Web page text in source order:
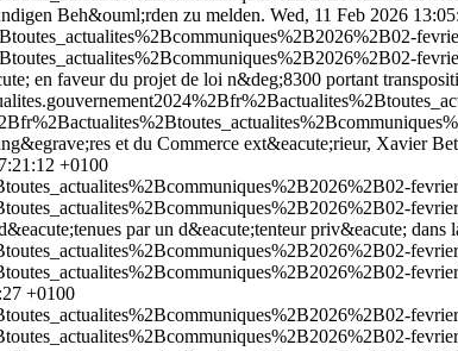
Beh&ouml;rden zu melden. Wed, 11 Feb 2026
en faveur du projet de loi n&deg;8300 portant
et du Commerce ext&eacute;rieur, Xavier
+0100
par un d&eacute;tenteur priv&eacute; dans
+0100